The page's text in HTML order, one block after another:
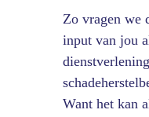
Zo vragen we
input van jou
Want het kan